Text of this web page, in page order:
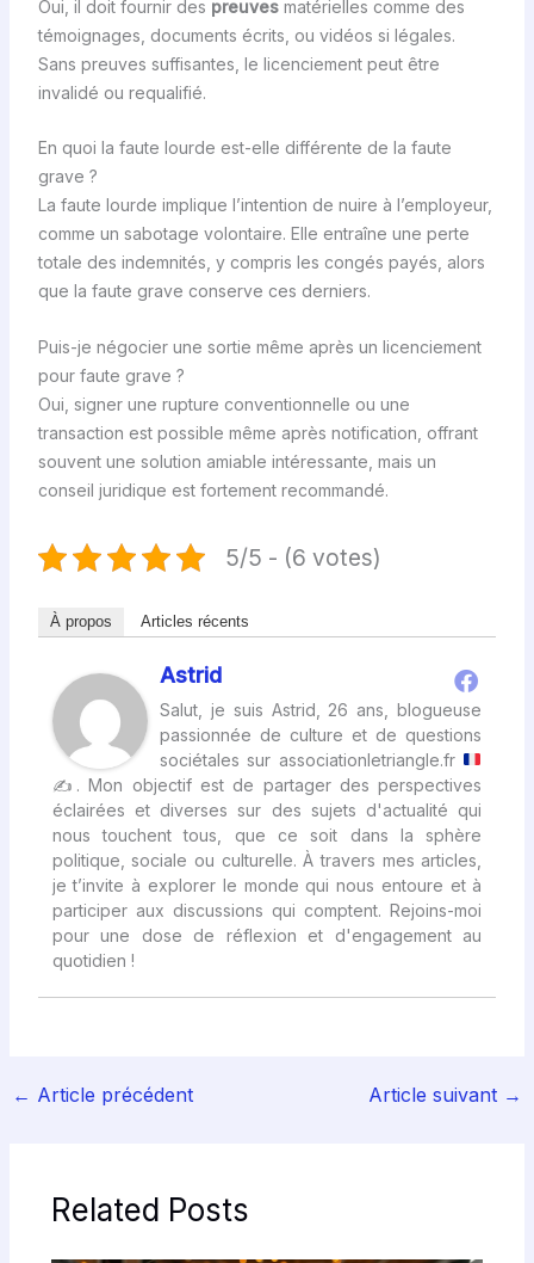
Oui, il doit fournir des preuvesmatérielles comme des
témoignages, documents écrits, ou vidéos si légales.
Sans preuves suffisantes, le licenciement peut être
invalidé ou requalifié.
En quoi la faute lourde est-elle différente de la faute
grave ?
La faute lourde implique l’intention de nuire à l’employeur,
comme un sabotage volontaire. Elle entraîne une perte
totale des indemnités, y compris les congés payés, alors
que la faute grave conserve ces derniers.
Puis-je négocier une sortie même après un licenciement
pour faute grave ?
Oui, signer une rupture conventionnelle ou une
transaction est possible même après notification, offrant
souvent une solution amiable intéressante, mais un
conseil juridique est fortement recommandé.
5/5 - (6 votes)
À propos Articles récents
Astrid
Salut, je suis Astrid, 26 ans, blogueuse
passionnée de culture et de questions
sociétales sur associationletriangle.fr
✍ . Mon objectif est de partager des perspectives
éclairées et diverses sur des sujets d'actualité qui
nous touchent tous, que ce soit dans la sphère
politique, sociale ou culturelle. À travers mes articles,
je t’invite à explorer le monde qui nous entoure et à
participer aux discussions qui comptent. Rejoins-moi
pour une dose de réflexion et d'engagement au
quotidien !
← Article précédent Article suivant →
Related Posts